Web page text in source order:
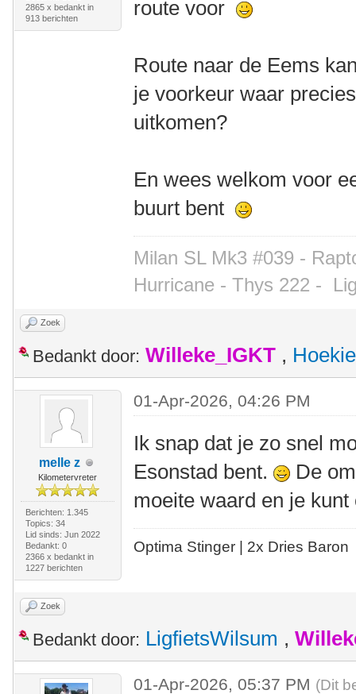
2865 x bedankt in
913 berichten
route voor
Route naar de Eems
je voorkeur waar
uitkomen?
En wees welkom voor
buurt bent
Milan SL Mk3 #039 -
Hurricane - Thys 222 -
Zoek
Bedankt door: Willeke_IGKT , Hoekie
melle z
Kilometervreter
Berichten: 1.345
Topics: 34
Lid sinds: Jun 2022
Bedankt: 0
2366 x bedankt in
1227 berichten
01-Apr-2026, 04:26 PM
Ik snap dat je zo snel
Esonstad bent.
De
moeite waard en je
Optima Stinger | 2x Dries Baron
Zoek
Bedankt door: LigfietsWilsum ,
01-Apr-2026, 05:37 PM (Dit